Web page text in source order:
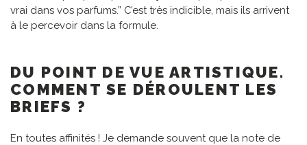
vrai dans vos parfums.” C’est très indicible, mais ils arrivent
à le percevoir dans la formule.
DU POINT DE VUE ARTISTIQUE.
COMMENT SE DÉROULENT LES
BRIEFS ?
En toutes affinités ! Je demande souvent que la note de